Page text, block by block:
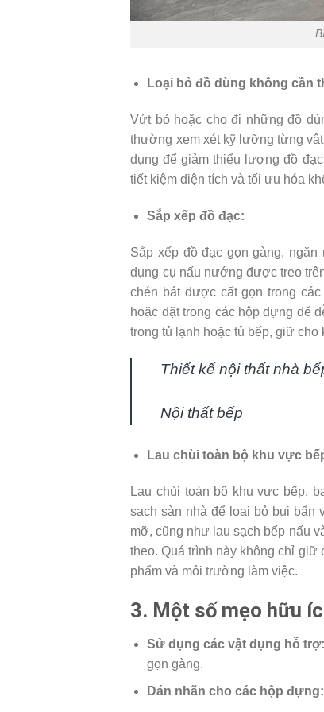
Loại bỏ đồ dùng không cần
Vứt bỏ hoặc cho đi những đồ
thường xem xét kỹ lưỡng từng
dụng để giảm thiểu lượng đồ
tiết kiệm diện tích và tối ưu hóa
Sắp xếp đồ đạc:
Sắp xếp đồ đạc gọn gàng,
dụng cụ nấu nướng được treo
chén bát được cất gọn trong
hoặc đặt trong các hộp đựng để
trong tủ lạnh hoặc tủ bếp, giữ
Thiết kế nội thất nhà
Nội thất bếp
Lau chùi toàn bộ khu vực
Lau chùi toàn bộ khu vực bếp,
sạch sàn nhà để loại bỏ bụi bẩn
mỡ, cũng như lau sạch bếp nấu
theo. Quá trình này không chỉ giữ
phẩm và môi trường làm việc.
3. Một số mẹo hữu
Sử dụng các vật dụng hỗ trợ:
gọn gàng.
Dán nhãn cho các hộp đựng: